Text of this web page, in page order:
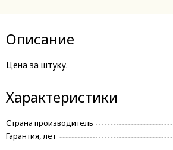
Описание
Цена за штуку.
Характеристики
Страна производитель
Гарантия, лет